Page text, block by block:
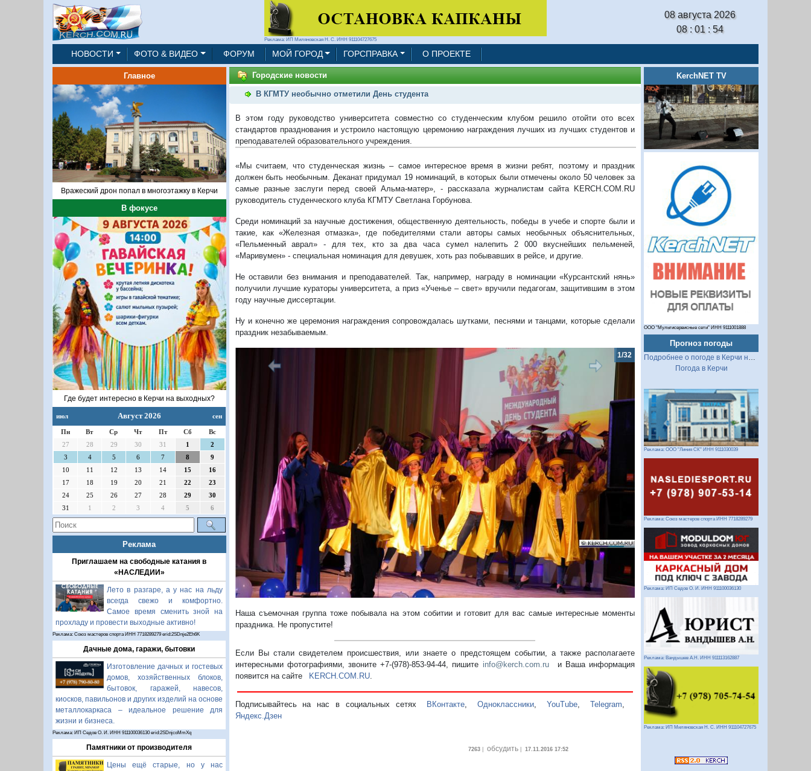
Реклама: ИП Миляновская Н. С. ИНН 911104727675
08 августа 2026
08 : 01 : 55
НОВОСТИ ФОТО & ВИДЕО ФОРУМ МОЙ ГОРОД ГОРСПРАВКА О ПРОЕКТЕ
Главное
Вражеский дрон попал в многоэтажку в Керчи
В фокусе
Где будет интересно в Керчи на выходных?
июл Август 2026 сен
Пн Вт Ср Чт Пт Сб
Вс
27
28 29 30 31 1
2
3
4 5 6 7 8
9
10
11 12 13 14 15
16
17
18 19 20 21 22
23
24
25 26 27 28 29
30
31
1 2 3 4 5 6
Реклама
Приглашаем на свободные катания в
«НАСЛЕДИИ»
Лето в разгаре, а у нас на льду
всегда свежо и комфортно.
Самое время сменить зной на
прохладу и провести выходные активно!
Реклама: Союз мастеров спорта ИНН 7718289279 erid:2SDnje2Eh6K
Дачные дома, гаражи, бытовки
Изготовление дачных и гостевых
домов, хозяйственных блоков,
бытовок, гаражей, навесов,
киосков, павильонов и других изделий на основе
металлокаркаса – идеальное решение для
жизни и бизнеса.
Реклама: ИП Седов О. И. ИНН 911100036130 erid:2SDnjcoMmXq
Памятники от производителя
Цены ещё старые, но у нас
Городские новости
В КГМТУ необычно отметили День студента
В этом году руководство университета совместно со студенческим клубом решило отойти ото всех
стандартов празднования и устроило настоящую церемонию награждения лучших из лучших студентов и
преподавателей образовательного учреждения.
«Мы считаем, что студенческая жизнь – самое интересное время в жизни ребят, поэтому и праздник
должен быть необычным. Деканат придумал 19 номинаций, в которых были отмечены около 50 человек за
самые разные заслуги перед своей Альма-матер», - рассказала журналистам сайта KERCH.COM.RU
руководитель студенческого клуба КГМТУ Светлана Горбунова.
Среди номинаций за научные достижения, общественную деятельность, победы в учебе и спорте были и
такие, как «Железная отмазка», где победителями стали авторы самых необычных объяснительных,
«Пельменный аврал» - для тех, кто за два часа сумел налепить 2 000 вкуснейших пельменей,
«Маривумен» - специальная номинация для девушек, хоть раз побывавших в рейсе, и другие.
Не оставили без внимания и преподавателей. Так, например, награду в номинации «Курсантский нянь»
получили лучшие кураторы университета, а приз «Ученье – свет» вручили педагогам, защитившим в этом
году научные диссертации.
Ну и конечно же церемония награждения сопровождалась шутками, песнями и танцами, которые сделали
праздник незабываемым.
2/32
Предыдущий Следующий
Наша съемочная группа тоже побывала на этом собитии и готовит для вас самые интересные моменты
праздника. Не пропустите!
Если Вы стали свидетелем происшествия, или знаете о предстоящем событии, а также располагаете
интересными фотографиями, звоните +7-(978)-853-94-44, пишите info@kerch.com.ru и Ваша информация
появится на сайте KERCH.COM.RU.
Подписывайтесь на нас в социальных сетях ВКонтакте Одноклассники ,YouTube ,Telegram
Яндекс.Дзен
7263| обсудить| 17.11.2016 17:52
KerchNET TV
ООО "Мультисервисные сети" ИНН 9111001888
Прогноз погоды
Подробнее о погоде в Керчи на 2 недели
Погода в Керчи
Реклама: ООО "Линия СК" ИНН 9111030039
Реклама: Союз мастеров спорта ИНН 7718289279
Реклама: ИП Седов О. И. ИНН 911100036130
Реклама: Вандышев А.Н. ИНН 911113162887
Реклама: ИП Миляновская Н. С. ИНН 911104727675